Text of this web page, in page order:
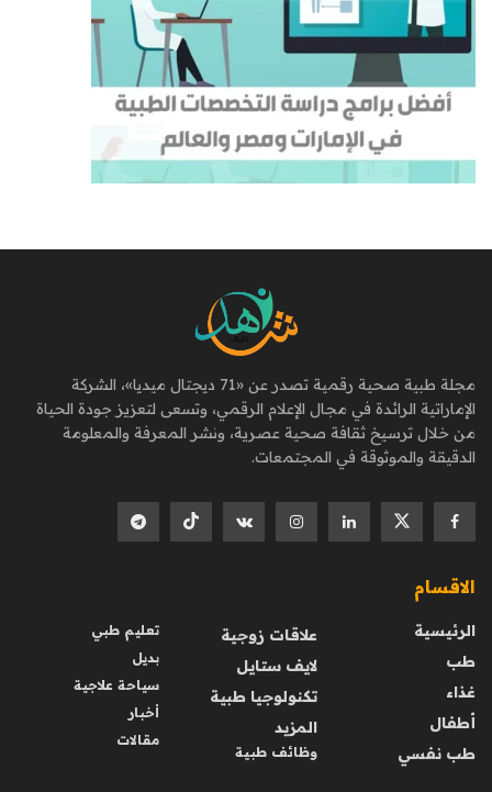
مجلة طبية صحية رقمية تصدر عن «71 ديجتال ميديا»، الشركة
الإماراتية الرائدة في مجال الإعلام الرقمي، وتسعى لتعزيز جودة الحياة
من خلال ترسيخ ثقافة صحية عصرية، ونشر المعرفة والمعلومة
الدقيقة والموثوقة في المجتمعات.
الاقسام
الرئيسية
طب
غذاء
أطفال
طب نفسي
علاقات زوجية
لايف ستايل
تكنولوجيا طبية
المزيد
وظائف طبية
تعليم طبي
بديل
سياحة علاجية
أخبار
مقالات